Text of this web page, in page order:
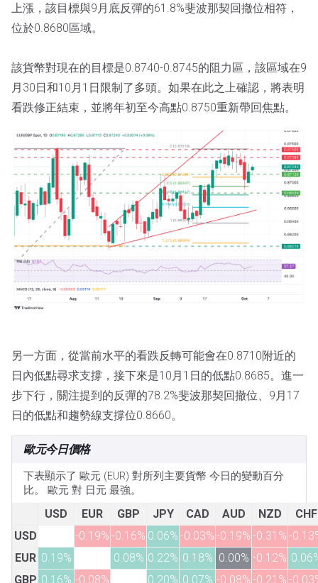
上漲，該目標與9月底反彈的61.8%斐波那契回撤位相符，
位於0.8680區域。
該貨幣對現在的目標是0.8740-0.8745的阻力區，該區域在9
月30日和10月1日限制了多頭。如果在此之上確認，將表明
看跌修正結束，並將年初至今高點0.8750重新帶回焦點。
另一方面，從當前水平的看跌反轉可能會在0.8710附近的
日內低點尋求支撐，接下來是10月1日的低點0.8685。進一
步下行，關注提到的反彈的78.2%斐波那契回撤位、9月17
日的低點和趨勢線支撐位0.8660。
歐元今日價格
下表顯示了 歐元 (EUR) 對所列主要貨幣 今日的變動百分
比。 歐元 對 日元 最強。
USD EUR GBP JPY CAD AUD NZD
CHF
USD
-0.19% -0.16% 0.06% -0.03% -0.19% -0.31% -
EUR 0.19% 0.08% 0.22% 0.18% 0.00% -0.12%
GBP 0.16% -0.08% 0.20% 0.07% -0.08% -0.21% -